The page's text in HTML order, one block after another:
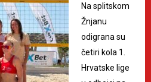
Na splitskom
Žnjanu
odigrana su
četiri kola 1.
Hrvatske lige